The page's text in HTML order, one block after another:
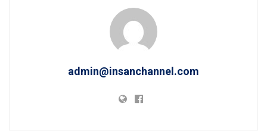
admin@insanchannel.com